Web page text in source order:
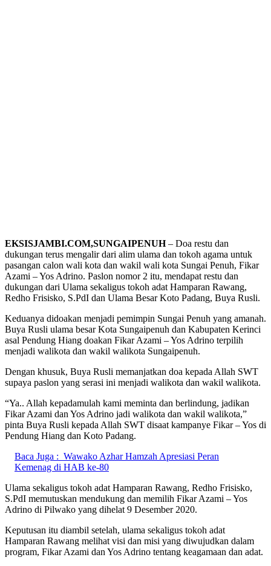
EKSISJAMBI.COM,SUNGAIPENUH– Doa restu dan
dukungan terus mengalir dari alim ulama dan tokoh agama untuk
pasangan calon wali kota dan wakil wali kota Sungai Penuh, Fikar
Azami – Yos Adrino. Paslon nomor 2 itu, mendapat restu dan
dukungan dari Ulama sekaligus tokoh adat Hamparan Rawang,
Redho Frisisko, S.PdI dan Ulama Besar Koto Padang, Buya Rusli.
Keduanya didoakan menjadi pemimpin Sungai Penuh yang amanah.
Buya Rusli ulama besar Kota Sungaipenuh dan Kabupaten Kerinci
asal Pendung Hiang doakan Fikar Azami – Yos Adrino terpilih
menjadi walikota dan wakil walikota Sungaipenuh.
Dengan khusuk, Buya Rusli memanjatkan doa kepada Allah SWT
supaya paslon yang serasi ini menjadi walikota dan wakil walikota.
“Ya.. Allah kepadamulah kami meminta dan berlindung, jadikan
Fikar Azami dan Yos Adrino jadi walikota dan wakil walikota,”
pinta Buya Rusli kepada Allah SWT disaat kampanye Fikar – Yos di
Pendung Hiang dan Koto Padang.
Baca Juga : Wawako Azhar Hamzah Apresiasi Peran
Kemenag di HAB ke-80
Ulama sekaligus tokoh adat Hamparan Rawang, Redho Frisisko,
S.PdI memutuskan mendukung dan memilih Fikar Azami – Yos
Adrino di Pilwako yang dihelat 9 Desember 2020.
Keputusan itu diambil setelah, ulama sekaligus tokoh adat
Hamparan Rawang melihat visi dan misi yang diwujudkan dalam
program, Fikar Azami dan Yos Adrino tentang keagamaan dan adat.